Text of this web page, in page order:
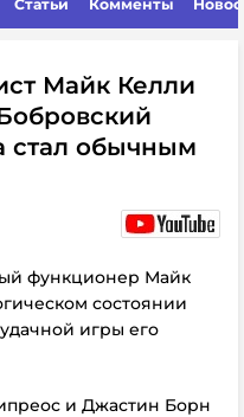
Статьи Комменты
Майк Келли
стал обычным
функционер Майк
состоянии
игры его
и Джастин Борн